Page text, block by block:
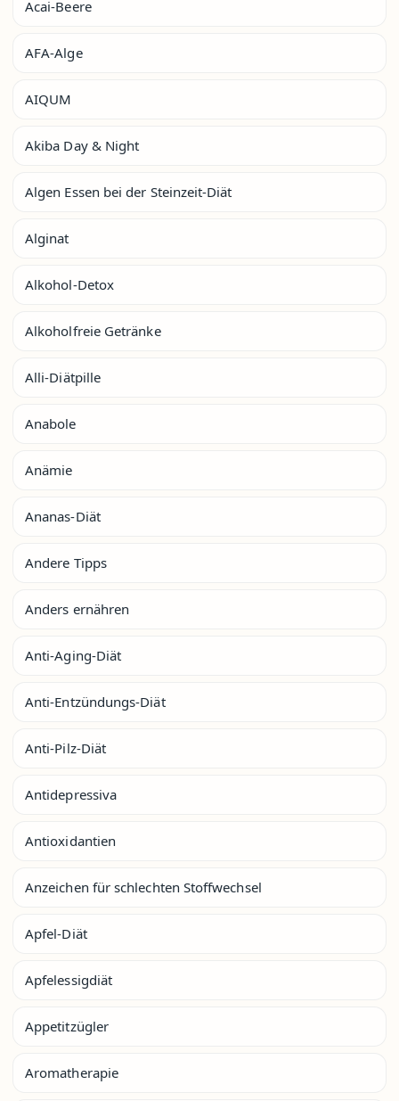
Acai-Beere
AFA-Alge
AIQUM
Akiba Day & Night
Algen Essen bei der Steinzeit-Diät
Alginat
Alkohol-Detox
Alkoholfreie Getränke
Alli-Diätpille
Anabole
Anämie
Ananas-Diät
Andere Tipps
Anders ernähren
Anti-Aging-Diät
Anti-Entzündungs-Diät
Anti-Pilz-Diät
Antidepressiva
Antioxidantien
Anzeichen für schlechten Stoffwechsel
Apfel-Diät
Apfelessigdiät
Appetitzügler
Aromatherapie